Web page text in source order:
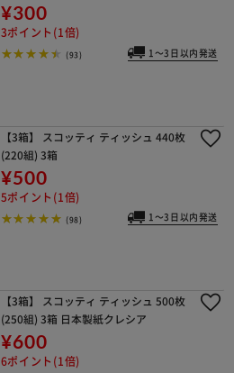
¥300
3ポイント(1倍)
(93) 1～3日以内発送
【3箱】 スコッティ ティッシュ 440枚
(220組) 3箱
¥500
5ポイント(1倍)
(98) 1～3日以内発送
【3箱】 スコッティ ティッシュ 500枚
(250組) 3箱 日本製紙クレシア
¥600
6ポイント(1倍)